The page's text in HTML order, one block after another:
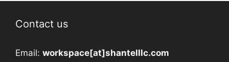
Contact us
Email: workspace[at]shantelllc.com